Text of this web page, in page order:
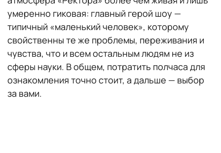
умеренно гиковая: главный герой шоу —
типичный «маленький человек», которому
свойственны те же проблемы, переживания и
чувства, что и всем остальным людям не из
сферы науки. В общем, потратить полчаса для
ознакомления точно стоит, а дальше — выбор
за вами.